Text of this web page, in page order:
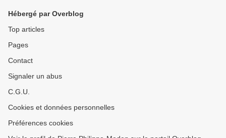
Hébergé par Overblog
Top articles
Pages
Contact
Signaler un abus
C.G.U.
Cookies et données personnelles
Préférences cookies